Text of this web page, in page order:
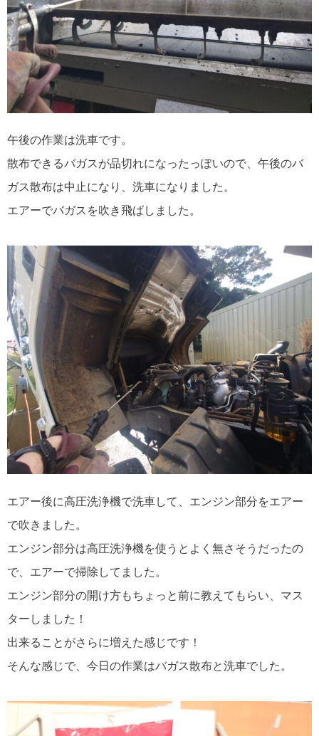
午後の作業は洗車です。
散布できるバガスが品切れになったっぽいので、午後のバ
ガス散布は中止になり、洗車になりました。
エアーでバガスを吹き飛ばしました。
エアー後に高圧洗浄機で洗車して、エンジン部分をエアー
で吹きました。
エンジン部分は高圧洗浄機を使うとよく無さそうだったの
で、エアーで掃除してました。
エンジン部分の開け方もちょっと前に教えてもらい、マス
ターしました！
出来ることがさらに増えた感じです！
そんな感じで、今日の作業はバガス散布と洗車でした。